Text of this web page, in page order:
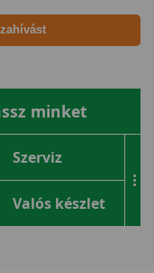
minket
Szerviz
Valós készlet
...